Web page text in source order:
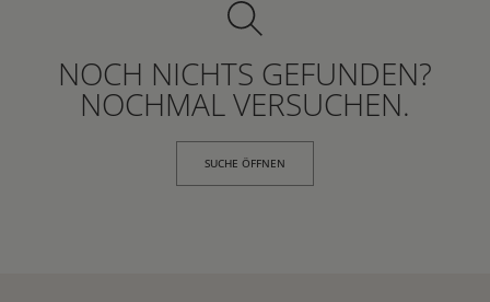
NOCH NICHTS GEFUNDEN?
NOCHMAL VERSUCHEN.
SUCHE ÖFFNEN